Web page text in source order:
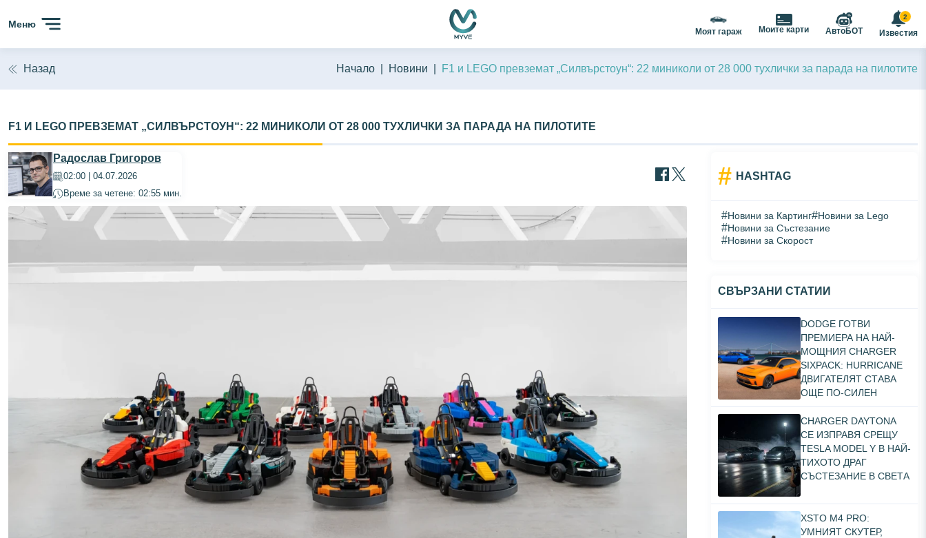
Меню
Моят гараж Моите карти АвтоБОТ
2
Известия
Назад Начало Новини F1 и LEGO превземат „Силвърстоун“: 22 миниколи от 28 000 тухлички за парада на пилотите
F1 И LEGO ПРЕВЗЕМАТ „СИЛВЪРСТОУН“: 22 МИНИКОЛИ ОТ 28 000 ТУХЛИЧКИ ЗА ПАРАДА НА ПИЛОТИТЕ
Радослав Григоров
02:00 | 04.07.2026
Време за четене: 02:55 мин.
# HASHTAG
#Новини за Картинг#Новини за Lego
#Новини за Състезание
#Новини за Скорост
СВЪРЗАНИ СТАТИИ
DODGE ГОТВИ
ПРЕМИЕРА НА НАЙ-
МОЩНИЯ CHARGER
SIXPACK: HURRICANE
ДВИГАТЕЛЯТ СТАВА
ОЩЕ ПО-СИЛЕН
CHARGER DAYTONA
СЕ ИЗПРАВЯ СРЕЩУ
TESLA MODEL Y В НАЙ-
ТИХОТО ДРАГ
СЪСТЕЗАНИЕ В СВЕТА
XSTO M4 PRO:
УМНИЯТ СКУТЕР,